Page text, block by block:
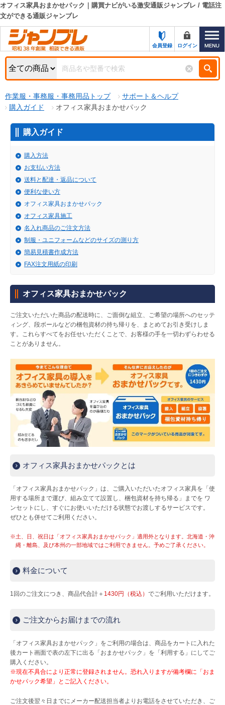
カテゴリー一覧
お知らせ
お問い合わせ
サポート＆ヘルプ
ジャンブレの特長
新規登録キャンペーン
名入れ刺繍
カタログ請求（無料）
試着サンプル無料貸し出し
デジタルカタログ
クイックオーダー
（注文番号からご注文）
ログアウト
キーワード検索
検索
検索条件
商品カテゴリから選ぶ
おすすめ
NEW
売れ筋
オリジナル
処分品
販売終了
販売価格(税抜き)で絞る
円から
円まで
オフィス家具おまかせパック｜購買ナビがいる激安通販ジャンブレ / 電話注
文ができる通販ジャンブレ
会員登録 ログイン
作業服・事務服・事務用品トップ
サポート＆ヘルプ
購入ガイド
オフィス家具おまかせパック
購入ガイド
購入方法
お支払い方法
送料と配達・返品について
便利な使い方
オフィス家具おまかせパック
オフィス家具施工
名入れ商品のご注文方法
制服・ユニフォームなどのサイズの測り方
簡易見積書作成方法
FAX注文用紙の印刷
オフィス家具おまかせパック
ご注文いただいた商品の配送時に、ご面倒な組立、ご希望の場所へのセッテ
ィング、段ボールなどの梱包資材の持ち帰りを、まとめてお引き受けしま
す。これらすべてをお任せいただくことで、お客様の手を一切わずらわせる
ことがありません。
オフィス家具おまかせパックとは
「オフィス家具おまかせパック」は、ご購入いただいたオフィス家具を「使
用する場所まで運び、組み立てて設置し、梱包資材を持ち帰る」までを ワ
ンセットにし、すぐにお使いいただける状態でお渡しするサービスです。
ぜひとも併せてご利用ください。
※土、日、祝日は「オフィス家具おまかせパック」適用外となります。北海道・沖
縄・離島、及び本州の一部地域ではご利用できません。予めご了承ください。
料金について
1回のご注文につき、商品代合計＋ 1430円（税込） でご利用いただけます。
ご注文からお届けまでの流れ
「オフィス家具おまかせパック」をご利用の場合は、商品をカートに入れた
後カート画面で表の左下に出る「おまかせパック」を「利用する」にしてご
購入ください。
※現在不具合により正常に登録されません。恐れ入りますが備考欄に「おま
かせパック希望」とご記入ください。
ご注文後翌々日までにメーカー配送担当者よりお電話をさせていただき、ご